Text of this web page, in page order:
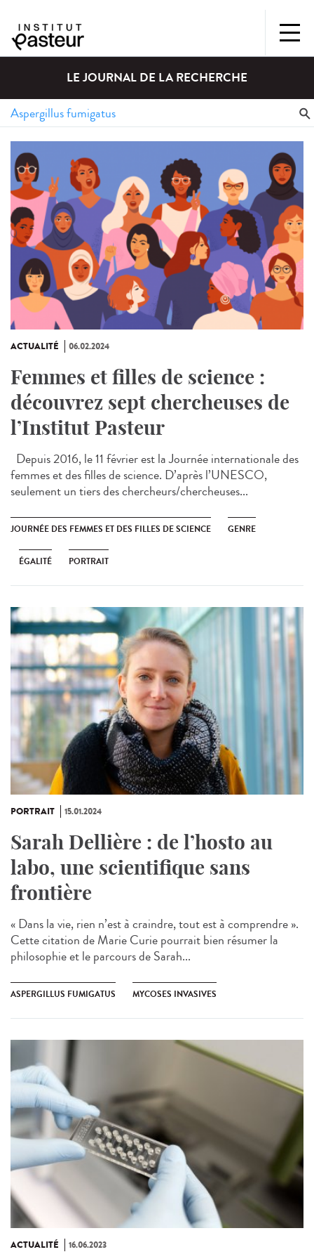
LE JOURNAL DE LA RECHERCHE
ACTUALITÉ 06.02.2024
Femmes et filles de science :
découvrez sept chercheuses de
l’Institut Pasteur
Depuis 2016, le 11 février est la Journée internationale des
femmes et des filles de science. D’après l’UNESCO,
seulement un tiers des chercheurs/chercheuses...
JOURNÉE DES FEMMES ET DES FILLES DE SCIENCE GENRE
ÉGALITÉ PORTRAIT
PORTRAIT 15.01.2024
Sarah Dellière : de l’hosto au
labo, une scientifique sans
frontière
« Dans la vie, rien n’est à craindre, tout est à comprendre ».
Cette citation de Marie Curie pourrait bien résumer la
philosophie et le parcours de Sarah...
ASPERGILLUS FUMIGATUS MYCOSES INVASIVES
ACTUALITÉ 16.06.2023